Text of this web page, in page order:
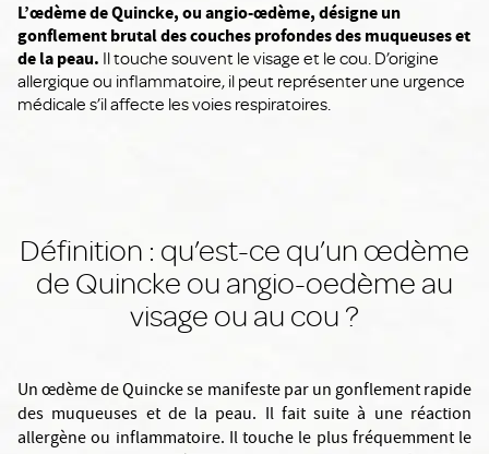
L’œdème de Quincke, ou angio-œdème, désigne un
gonflement brutal des couches profondes des muqueuses et
de la peau. Il touche souvent le visage et le cou. D’origine
allergique ou inflammatoire, il peut représenter une urgence
médicale s’il affecte les voies respiratoires.
Définition : qu’est-ce qu’un œdème
de Quincke ou angio-oedème au
visage ou au cou ?
Un œdème de Quincke se manifeste par un gonflement rapide
des muqueuses et de la peau. Il fait suite à une réaction
allergène ou inflammatoire. Il touche le plus fréquemment le